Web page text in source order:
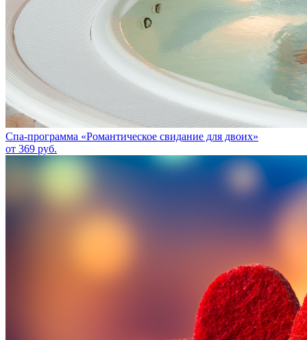
Спа-программа «Романтическое свидание для двоих»
от 369 руб.